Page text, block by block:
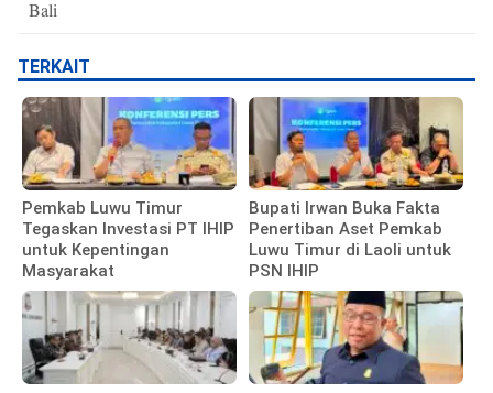
Bali
TERKAIT
Pemkab Luwu Timur
Tegaskan Investasi PT IHIP
untuk Kepentingan
Masyarakat
Bupati Irwan Buka Fakta
Penertiban Aset Pemkab
Luwu Timur di Laoli untuk
PSN IHIP